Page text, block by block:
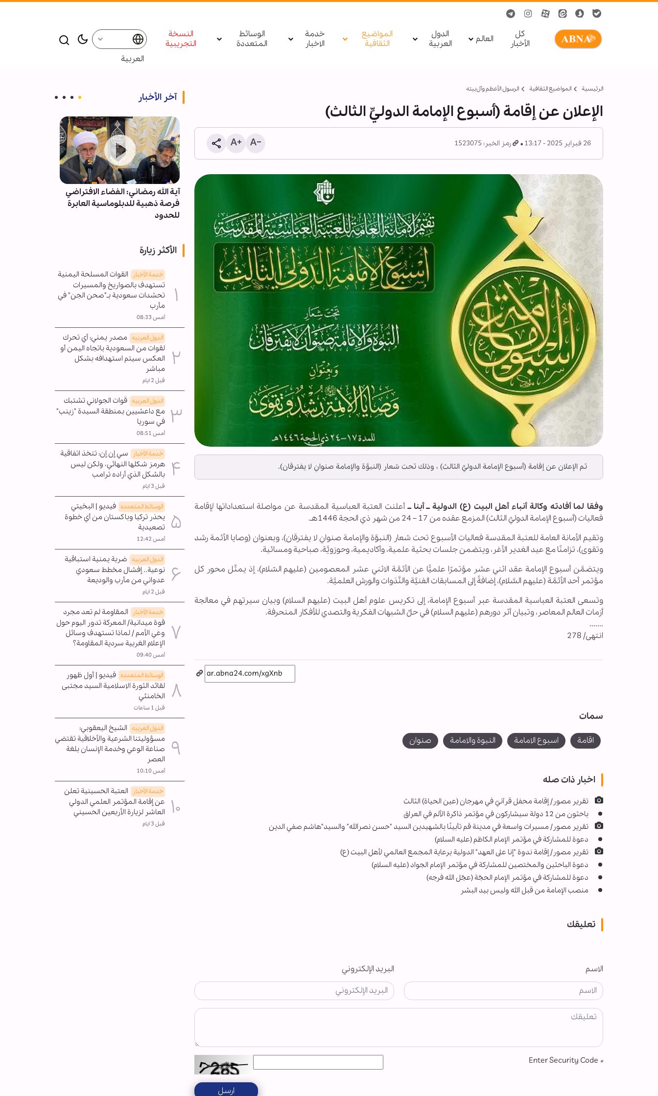
کل
الأخبار
العالم
الدول
العربیة
المواضيع
الثقافية
خدمة
الاخبار
الوسائط
المتعددة
النسخة
التجريبية
العربية
الرئيسية المواضیع الثقافية الرسول الأعظم وآل‌بیته
الإعلان عن إقامة (أسبوع الإمامة الدوليِّ الثالث)
26 فبراير 2025 - 13:17 رمز الخبر: 1523075
تم الإعلان عن إقامة (أسبوع الإمامة الدوليِّ الثالث) ، وذلك تحت شعار (النبوَّة والإمامة صنوانِ لا يفترقان).
وفقا لما أفادته وكالة أنباء أهل البيت (ع) الدولية ــ أبنا ــأعلنت العتبة العباسية المقدسة عن مواصلة استعداداتها لإقامة
فعاليات (أسبوع الإمامة الدوليِّ الثالث) المزمع عقده من 17 – 24 من شهر ذي الحجة 1446هـ.
وتقيم الأمانة العامة للعتبة المقدسة فعاليات الأسبوع تحت شعار (النبوَّة والإمامة صنوانِ لا يفترقان)، وبعنوان (وصايا الأئمة رشد
وتقوى)، تزامنًا مع عيد الغدير الأغر، ويتضمن جلسات بحثية علمية، وأكاديمية، وحوزويَّة، صباحية ومسائية.
ويتضمَّن أسبوع الإمامة عقد اثني عشر مؤتمرًا علميًّا عن الأئمَّة الاثني عشر المعصومين (عليهم السّلام)، إذ يمثّل محور كل
مؤتمر أحد الأئمَّة (عليهم السَّلام)، إضافةً إلى المسابقات الفنيَّة والنَّدَوات والورش العلميَّة.
وتسعى العتبة العباسية المقدسة عبر أسبوع الإمامة، إلى تكريس علوم أهل البيت (عليهم السلام) وبيان سيرتهم في معالجة
أزمات العالم المعاصر، وتبيان أثر دورهم (عليهم السلام) في حلِّ الشبهات الفكرية والتصدي للأفكار المنحرفة.
.......
انتهى/ 278
سمات
اقامة اسبوع الامامة النبوة والامامة صنوان
اخبار ذات صله
تقرير مصور/ إقامة محفل قرآنيّ في مهرجان (عين الحياة) الثالث
باحثون من 12 دولة سيشاركون في مؤتمر ذاكرة الألم في العراق
تقرير مصور/ مسيرات واسعة في مدينة قم تأبينًا بالشهيدين السيد "حسن نصرالله" والسيد"هاشم صفي الدين
دعوة للمشاركة في مؤتمر الإمام الكاظم (عليه السلام)
تقریر مصور/ إقامة ندوة "إنا على العهد" الدولية برعاية المجمع العالمي لأهل البيت (ع)
دعوة الباحثين والمختصين للمشاركة في مؤتمر الإمام الجواد (عليه السلام)
دعوة للمشاركة في مؤتمر الإمام الحجّة (عجّل الله فرجه)
منصب الإمامة من قبل الله وليس بيد البشر
تعليقك
الاسم البريد الإلكتروني
*
ارسل
آخر الأخبار
بمدينة "أوستفولد" في النرويج
آية الله رمضاني: الفضاء الافتراضي
فرصة ذهبية للدبلوماسية العابرة
للحدود
الأكثر زيارة
خدمة الأخبار
القوات المسلحة اليمنية
تستهدف بالصواريخ والمسيرات
تحشدات سعودية بـ"صحن الجن" في
مأرب
أمس 08:33
الدول العربیه مصدر يمني: أي تحرك
لقوات من السعودية باتجاه اليمن أو
العكس سيتم استهدافه بشكل
مباشر
قبل 2 ايام
الدول العربیه قوات الجولاني تشتبك
مع داعشيين بمنطقة السيدة "زينب"
في سوريا
أمس 08:51
خدمة الأخبار
سي إن إن: تتخذ اتفاقية
هرمز شكلها النهائي، ولكن ليس
بالشكل الذي أراده ترامب
قبل 3 ايام
الوسائط المتعدده فيديو | البخيتي
يحذر تركيا وباكستان من أي خطوة
تصعيدية
أمس 12:42
الدول العربیه ضربة يمنية استباقية
نوعية.. إفشال مخطط سعودي
عدواني من مأرب والوديعة
قبل 2 ايام
خدمة الأخبار
المقاومة لم تعد مجرد
قوة ميدانية/ المعركة تدور اليوم حول
وعي الأمم / لماذا تستهدف وسائل
الإعلام الغربية سردية المقاومة؟
أمس 09:40
الوسائط المتعدده فيديو | أول ظهور
لقائد الثورة الاسلامية السيد مجتبى
الخامنئي
قبل 1 ساعات
الدول العربیه الشيخ اليعقوبي:
مسؤوليتنا الشرعية والأخلاقية تقتضي
صناعة الوعي وخدمة الإنسان بلغة
العصر
أمس 10:10
خدمة الأخبار
العتبة الحسينية تعلن
عن إقامة المؤتمر العلمي الدولي
العاشر لزيارة الأربعين الحسيني
قبل 3 ايام